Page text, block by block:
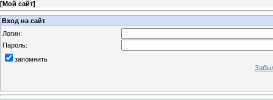
[Мой сайт]
Вход на сайт
Логин:
Пароль:
запомнить